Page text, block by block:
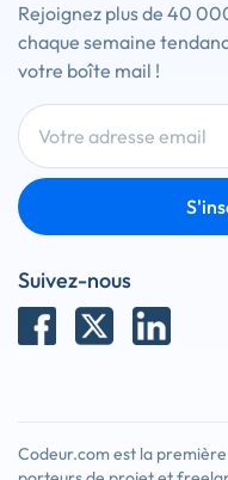
Rejoignez plus de 40
chaque semaine
votre boîte mail !
Suivez-nous
Codeur.com est la